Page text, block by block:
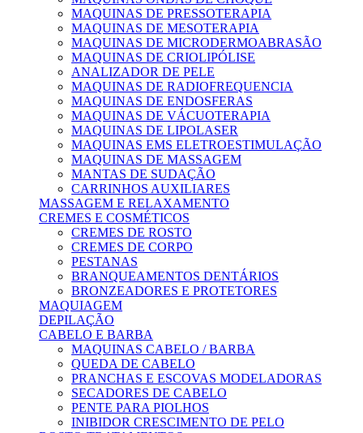
MAQUINAS DE PRESSOTERAPIA
MAQUINAS DE MESOTERAPIA
MAQUINAS DE MICRODERMOABRASÃO
MAQUINAS DE CRIOLIPÓLISE
ANALIZADOR DE PELE
MAQUINAS DE RADIOFREQUENCIA
MAQUINAS DE ENDOSFERAS
MAQUINAS DE VÁCUOTERAPIA
MAQUINAS DE LIPOLASER
MAQUINAS EMS ELETROESTIMULAÇÃO
MAQUINAS DE MASSAGEM
MANTAS DE SUDAÇÃO
CARRINHOS AUXILIARES
MASSAGEM E RELAXAMENTO
CREMES E COSMÉTICOS
CREMES DE ROSTO
CREMES DE CORPO
PESTANAS
BRANQUEAMENTOS DENTÁRIOS
BRONZEADORES E PROTETORES
MAQUIAGEM
DEPILAÇÃO
CABELO E BARBA
MAQUINAS CABELO / BARBA
QUEDA DE CABELO
PRANCHAS E ESCOVAS MODELADORAS
SECADORES DE CABELO
PENTE PARA PIOLHOS
INIBIDOR CRESCIMENTO DE PELO